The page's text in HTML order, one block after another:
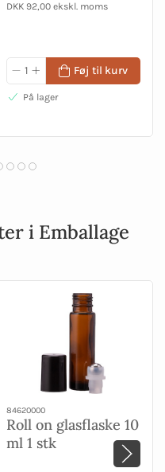
DKK 92,00 ekskl. moms
Føj til kurv
På lager
i Emballage
84620000
Roll on glasflaske 10
ml 1 stk